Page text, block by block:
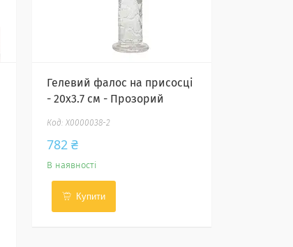
Гелевий фалос на присосці
- 20x3.7 см - Прозорий
X0000038-2
782 ₴
В наявності
Купити